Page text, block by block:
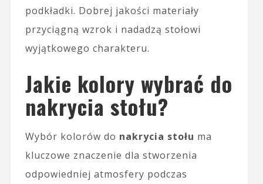
podkładki. Dobrej jakości materiały
przyciągną wzrok i nadadzą stołowi
wyjątkowego charakteru.
Jakie kolory wybrać do
nakrycia stołu?
Wybór kolorów do nakrycia stołu ma
kluczowe znaczenie dla stworzenia
odpowiedniej atmosfery podczas